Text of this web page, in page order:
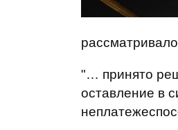
"… принято
оставление в